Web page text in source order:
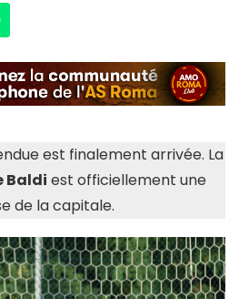
est finalement arrivée. La
Baldi est officiellement une
de la capitale.